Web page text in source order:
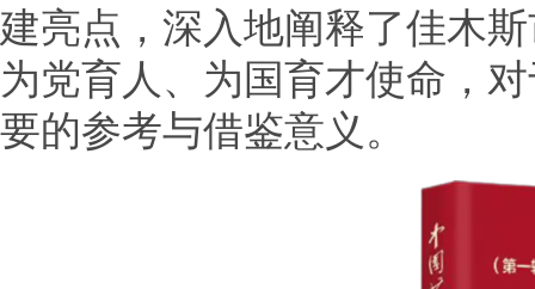
建亮点，深入地阐释了佳木
为党育人、为国育才使命，
要的参考与借鉴意义。